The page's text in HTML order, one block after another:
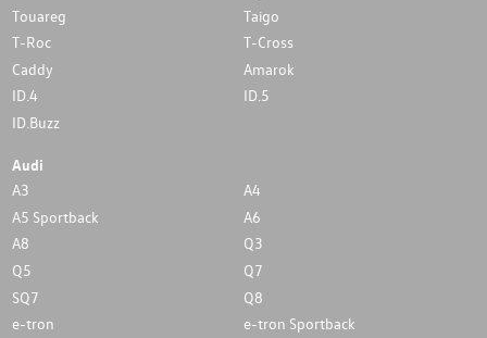
Touareg
Taigo
T-Roc
T-Cross
Caddy
Amarok
ID.4
ID.5
ID.Buzz
Audi
A3
A4
A5 Sportback
A6
A8
Q3
Q5
Q7
SQ7
Q8
e-tron
e-tron Sportback